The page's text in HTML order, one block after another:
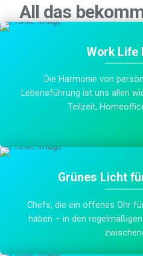
All das
Work Life
Die Harmonie von
Lebensführung ist uns allen
Teilzeit,
Grünes Licht
Chefs, die ein offenes Ohr
haben – in den